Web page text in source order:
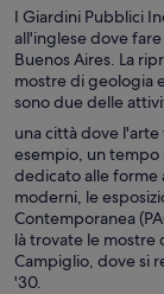
I Giardini Pubblici
all'inglese dove
Buenos Aires. La
mostre di geologia
sono due delle
una città dove l'arte
esempio, un tempo
dedicato alle forme
moderni, le
Contemporanea
là trovate le mostre
Campiglio, dove si
'30.